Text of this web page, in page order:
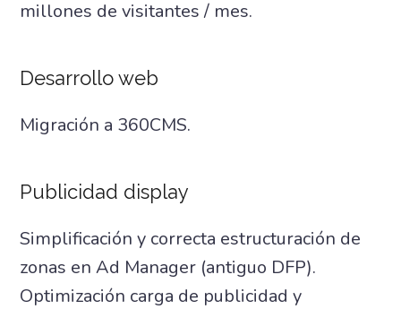
millones de visitantes / mes.
Desarrollo web
Migración a 360CMS.
Publicidad display
Simplificación y correcta estructuración de
zonas en Ad Manager (antiguo DFP).
Optimización carga de publicidad y